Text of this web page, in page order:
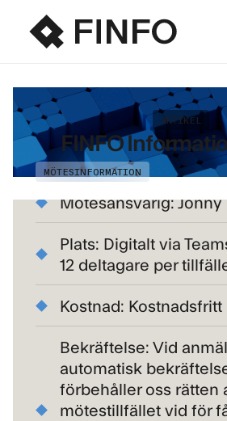
ARTIKEL
FINFO
För dig som är ny
eller beslutsfattare
Anmäl dig!
MÖTESINFORMATION
Mötesansvarig:
Plats: Digitalt via
12 deltagare per
Kostnad: Kostnadsfritt
Bekräftelse: Vid
automatisk
förbehåller oss rätten
mötestillfället vid för